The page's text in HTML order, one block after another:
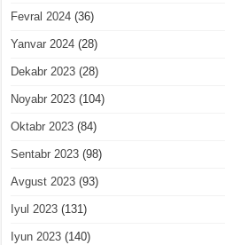
Fevral 2024 (36)
Yanvar 2024 (28)
Dekabr 2023 (28)
Noyabr 2023 (104)
Oktabr 2023 (84)
Sentabr 2023 (98)
Avgust 2023 (93)
Iyul 2023 (131)
Iyun 2023 (140)